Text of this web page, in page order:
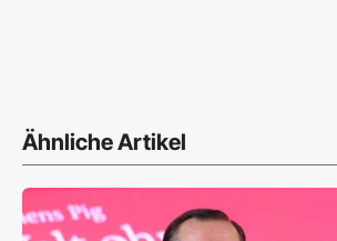
Ähnliche Artikel